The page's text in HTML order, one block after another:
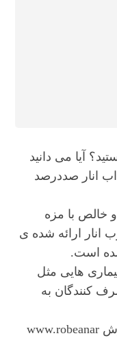
آیا می دانید
اب انار صددرصد
خالص با مزه
انار ارائه شده ی
است.
هایی مثل
کنندگان به
محصول رب انار طبیعی سایت فروش www.robeanar